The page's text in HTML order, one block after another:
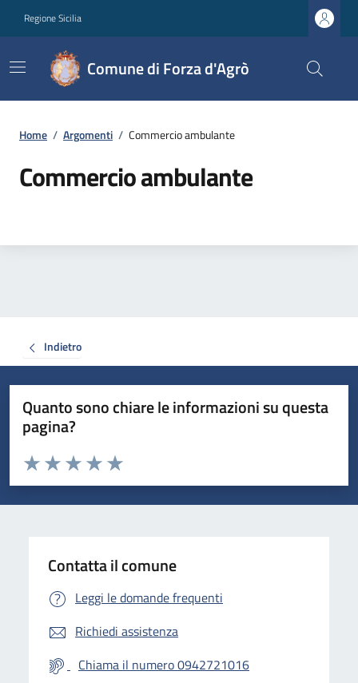
Regione Sicilia
Comune di Forza d'Agrò
Home / Argomenti / Commercio ambulante
Commercio ambulante
Indietro
Quanto sono chiare le informazioni su questa
pagina?
Valuta da 1 a 5 stelle la pagina
Valuta 5 stelle su 5
Valuta 4 stelle su 5
Valuta 3 stelle su 5
Valuta 2 stelle su 5
Valuta 1 stelle su 5
Contatta il comune
Leggi le domande frequenti
Richiedi assistenza
Chiama il numero 0942721016